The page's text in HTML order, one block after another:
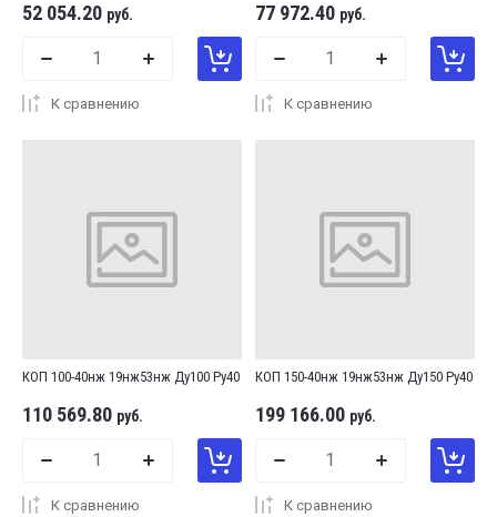
52 054.20 руб.
К сравнению
77 972.40 руб.
К сравнению
КОП 100-40нж 19нж53нж Ду100 Ру40
110 569.80 руб.
К сравнению
КОП 150-40нж 19нж53нж Ду150 Ру40
199 166.00 руб.
К сравнению